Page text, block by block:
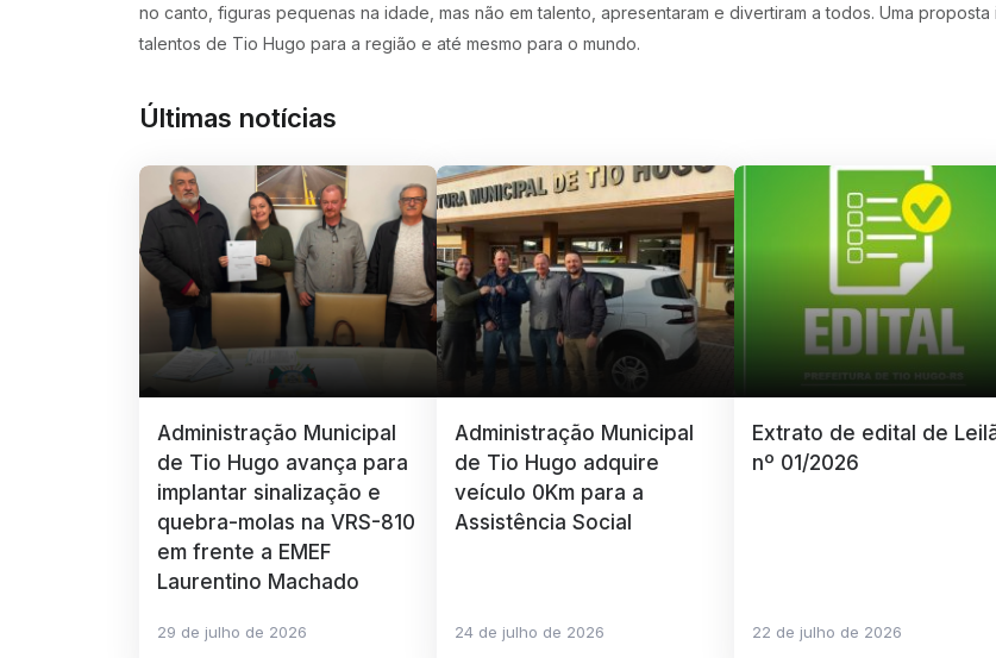
no canto, figuras pequenas na idade, mas não em talento, apresentaram e divertiram a todos. Uma
talentos de Tio Hugo para a região e até mesmo para o mundo.
Últimas notícias
Administração Municipal
de Tio Hugo avança para
implantar sinalização e
quebra-molas na VRS-810
em frente a EMEF
Laurentino Machado
29 de julho de 2026
Administração Municipal
de Tio Hugo adquire
veículo 0Km para a
Assistência Social
24 de julho de 2026
Extrato de edital de
nº 01/2026
22 de julho de 2026